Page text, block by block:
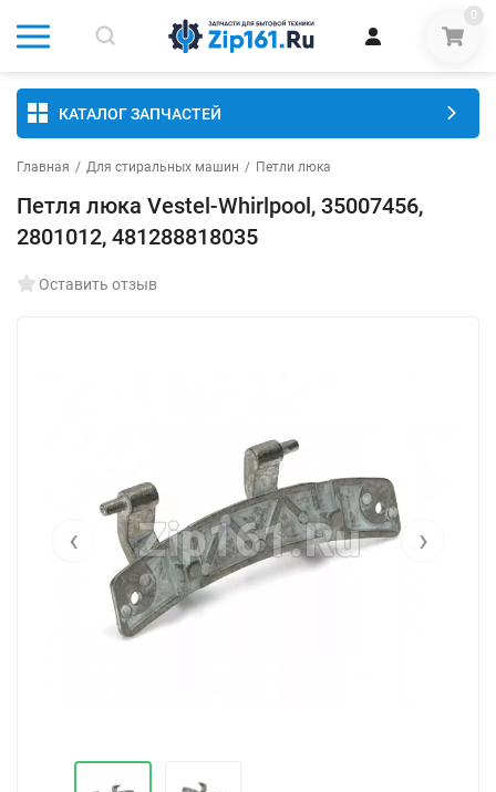
0
КАТАЛОГ ЗАПЧАСТЕЙ
Главная / Для стиральных машин / Петли люка
Петля люка Vestel-Whirlpool, 35007456,
2801012, 481288818035
Оставить отзыв
‹ ›